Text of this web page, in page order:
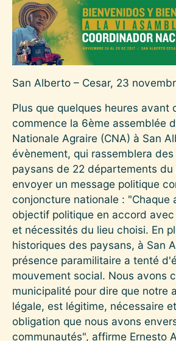
San Alberto – Cesar, 23
Plus que quelques heures avant
commence la 6ème assemblée
Nationale Agraire (CNA) à San
évènement, qui rassemblera
paysans de 22 départements
envoyer un message politique
conjoncture nationale : "Chaque
objectif politique en accord
et nécessités du lieu choisi. En
historiques des paysans, à San
présence paramilitaire a tenté
mouvement social. Nous avons
municipalité pour dire que notre
légale, est légitime, nécessaire
obligation que nous avons
communautés", affirme Ernesto